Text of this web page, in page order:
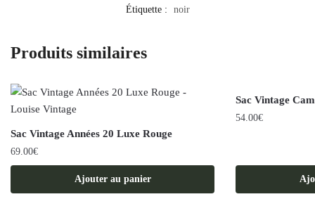
Étiquette :
noir
Produits similaires
Sac Vintage Années 20 Luxe Rouge
69.00€
Ajouter au panier
Sac Vintage
54.00€